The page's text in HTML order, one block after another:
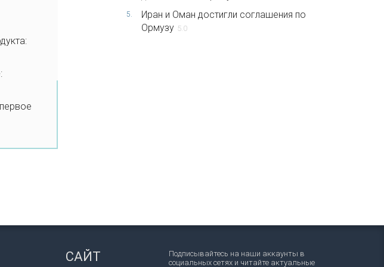
5.
Иран и Оман достигли соглашения по
Ормузу 5.0
САЙТ
Подписывайтесь на наши аккаунты в
социальных сетях и читайте актуальные